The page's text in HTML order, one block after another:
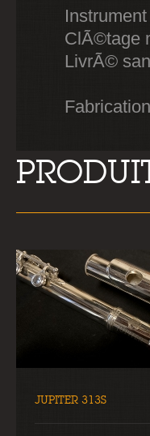
ClÃ©tage
LivrÃ©
JUPITER 313S